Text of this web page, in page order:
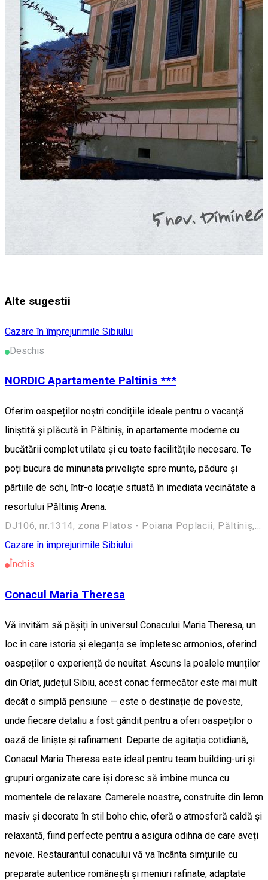
Alte sugestii
Cazare în împrejurimile Sibiului
Deschis
NORDIC Apartamente Paltinis ***
Oferim oaspeților noștri condițiile ideale pentru o vacanță
liniștită și plăcută în Păltiniș, în apartamente moderne cu
bucătării complet utilate și cu toate facilitățile necesare. Te
poți bucura de minunata priveliște spre munte, pădure și
pârtiile de schi, într-o locație situată în imediata vecinătate a
resortului Păltiniș Arena.
DJ106, nr.1314, zona Platos - Poiana Poplacii, Păltiniș, Sibiu, Romania, 550001
Cazare în împrejurimile Sibiului
Închis
Conacul Maria Theresa
Vă invităm să pășiți în universul Conacului Maria Theresa, un
loc în care istoria și eleganța se împletesc armonios, oferind
oaspeților o experiență de neuitat. Ascuns la poalele munților
din Orlat, județul Sibiu, acest conac fermecător este mai mult
decât o simplă pensiune — este o destinație de poveste,
unde fiecare detaliu a fost gândit pentru a oferi oaspeților o
oază de liniște și rafinament. Departe de agitația cotidiană,
Conacul Maria Theresa este ideal pentru team building-uri și
grupuri organizate care își doresc să îmbine munca cu
momentele de relaxare. Camerele noastre, construite din lemn
masiv și decorate în stil boho chic, oferă o atmosferă caldă și
relaxantă, fiind perfecte pentru a asigura odihna de care aveți
nevoie. Restaurantul conacului vă va încânta simțurile cu
preparate autentice românești și meniuri rafinate, adaptate